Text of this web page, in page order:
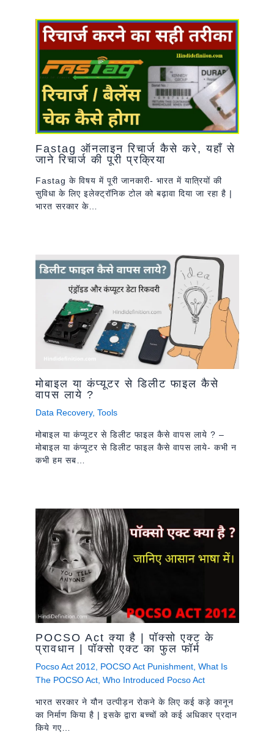
Fastag ऑनलाइन रिचार्ज कैसे करे, यहाँ से
जाने रिचार्ज की पूरी प्रक्रिया
Fastag के विषय में पूरी जानकारी- भारत में यात्रियों की
सुविधा के लिए इलेक्ट्रॉनिक टोल को बढ़ावा दिया जा रहा है |
भारत सरकार के…
मोबाइल या कंप्यूटर से डिलीट फाइल कैसे
वापस लाये ?
Data Recovery, Tools
मोबाइल या कंप्यूटर से डिलीट फाइल कैसे वापस लाये ? –
मोबाइल या कंप्यूटर से डिलीट फाइल कैसे वापस लाये- कभी न
कभी हम सब…
POCSO Act क्या है | पॉक्सो एक्ट के
प्रावधान | पॉक्सो एक्ट का फुल फॉर्म
Pocso Act 2012 POCSO Act Punishment, What Is
The POCSO Act, Who Introduced Pocso Act
भारत सरकार ने यौन उत्पीड़न रोकने के लिए कई कड़े कानून
का निर्माण किया है | इसके द्वारा बच्चों को कई अधिकार प्रदान
किये गए…